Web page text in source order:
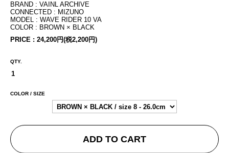
BRAND : VAINL ARCHIVE
CONNECTED : MIZUNO
MODEL : WAVE RIDER 10 VA
COLOR : BROWN × BLACK
PRICE : 24,200円(税2,200円)
QTY.
COLOR / SIZE
ADD TO CART